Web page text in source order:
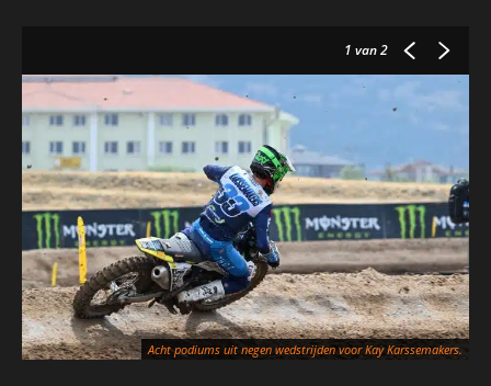
1 van 2
Acht podiums uit negen wedstrijden voor Kay Karssemakers.